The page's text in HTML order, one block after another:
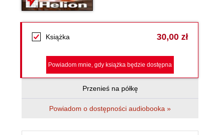
Książka 30,00 zł
Powiadom mnie, gdy książka będzie dostępna
Przenieś na półkę
Powiadom o dostępności audiobooka »